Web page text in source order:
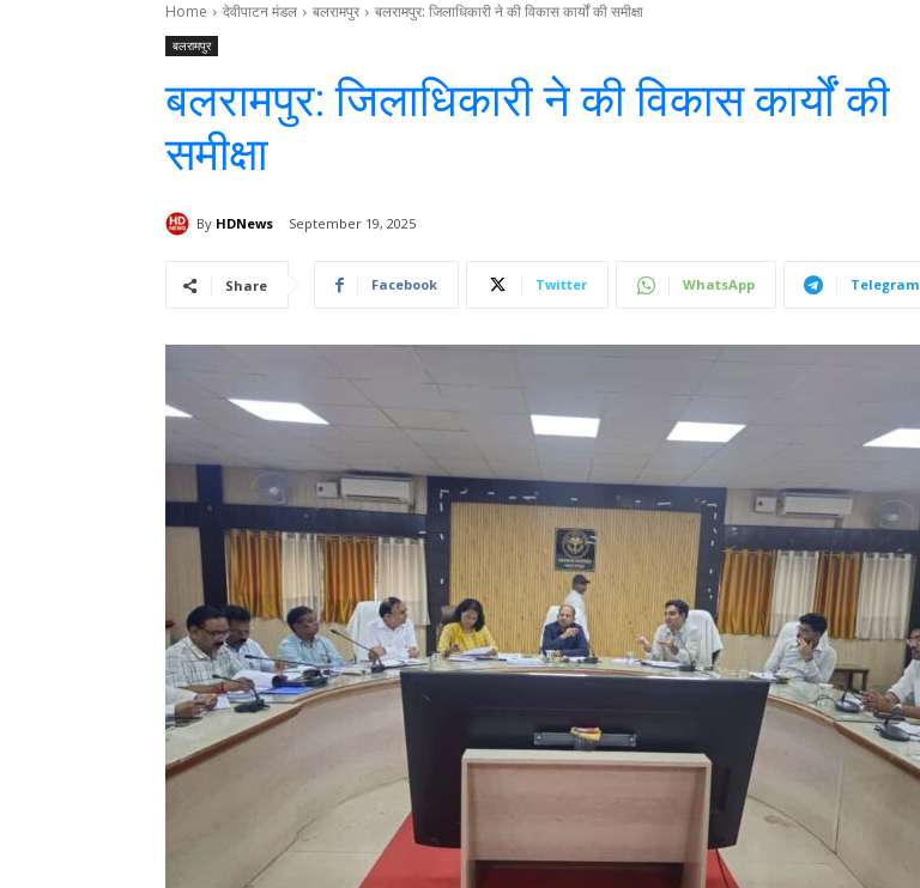
Home देवीपाटन मंडल बलरामपुर बलरामपुर: जिलाधिकारी ने की विकास कार्यों की समीक्षा
बलरामपुर
बलरामपुर: जिलाधिकारी ने की विकास कार्यों की
समीक्षा
By HDNews September 19, 2025
Share Facebook Twitter WhatsApp Telegram